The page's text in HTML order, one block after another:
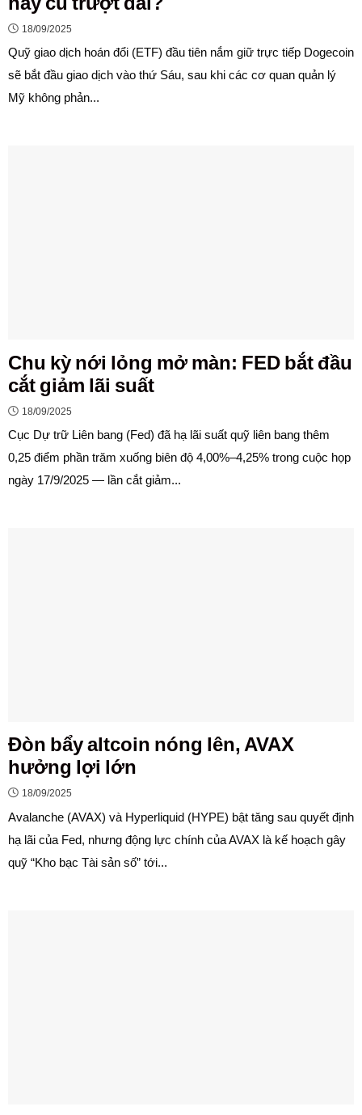
18/09/2025
Quỹ giao dịch hoán đổi (ETF) đầu tiên nắm giữ trực tiếp Dogecoin
sẽ bắt đầu giao dịch vào thứ Sáu, sau khi các cơ quan quản lý
Mỹ không phản...
Chu kỳ nới lỏng mở màn: FED bắt đầu
cắt giảm lãi suất
18/09/2025
Cục Dự trữ Liên bang (Fed) đã hạ lãi suất quỹ liên bang thêm
0,25 điểm phần trăm xuống biên độ 4,00%–4,25% trong cuộc họp
ngày 17/9/2025 — lần cắt giảm...
Đòn bẩy altcoin nóng lên, AVAX
hưởng lợi lớn
18/09/2025
Avalanche (AVAX) và Hyperliquid (HYPE) bật tăng sau quyết định
hạ lãi của Fed, nhưng động lực chính của AVAX là kế hoạch gây
quỹ “Kho bạc Tài sản số” tới...